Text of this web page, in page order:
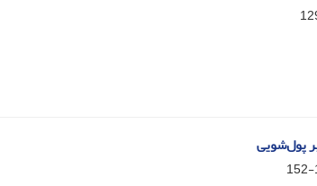
پول‌شویی